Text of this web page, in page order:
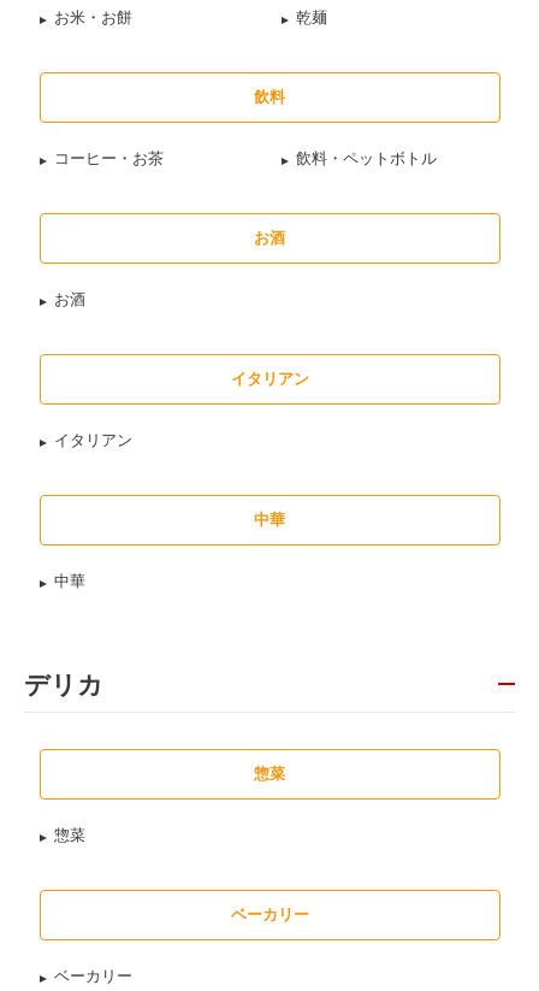
お米・お餅 乾麺
飲料
コーヒー・お茶 飲料・ペットボトル
お酒
お酒
イタリアン
イタリアン
中華
中華
デリカ
惣菜
惣菜
ベーカリー
ベーカリー